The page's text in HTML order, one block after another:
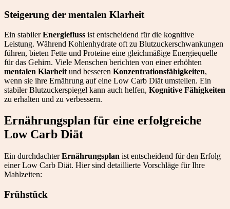
Steigerung der mentalen Klarheit
Ein stabilerEnergiefluss ist entscheidend für die kognitive
Leistung. Während Kohlenhydrate oft zu Blutzuckerschwankungen
führen, bieten Fette und Proteine eine gleichmäßige Energiequelle
für das Gehirn. Viele Menschen berichten von einer erhöhten
mentalen Klarheit und besseren Konzentrationsfähigkeiten,
wenn sie ihre Ernährung auf eine Low Carb Diät umstellen. Ein
stabiler Blutzuckerspiegel kann auch helfen, Kognitive Fähigkeiten
zu erhalten und zu verbessern.
Ernährungsplan für eine erfolgreiche
Low Carb Diät
Ein durchdachterErnährungsplan ist entscheidend für den Erfolg
einer Low Carb Diät. Hier sind detaillierte Vorschläge für Ihre
Mahlzeiten:
Frühstück